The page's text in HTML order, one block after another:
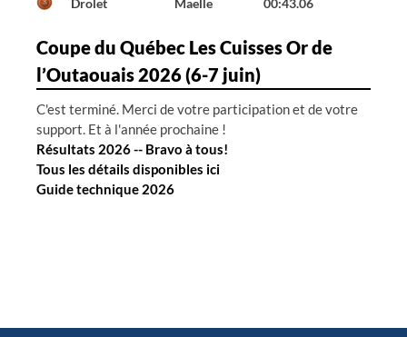
Coupe du Québec Les Cuisses Or de
l’Outaouais 2026 (6-7 juin)
C'est terminé. Merci de votre participation et de votre
support. Et à l'année prochaine !
Résultats 2026 -- Bravo à tous!
Tous les détails disponibles ici
Guide technique 2026